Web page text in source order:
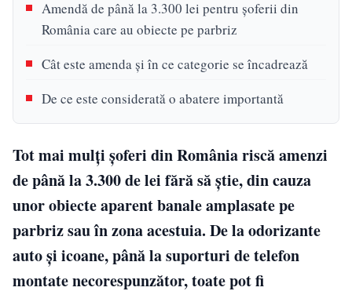
Amendă de până la 3.300 lei pentru șoferii din
România care au obiecte pe parbriz
Cât este amenda și în ce categorie se încadrează
De ce este considerată o abatere importantă
Tot mai mulți șoferi din România riscă amenzi
de până la 3.300 de lei fără să știe, din cauza
unor obiecte aparent banale amplasate pe
parbriz sau în zona acestuia. De la odorizante
auto și icoane, până la suporturi de telefon
montate necorespunzător, toate pot fi